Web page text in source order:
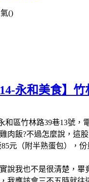
()
14-永和美食】
和區竹林路39巷13號，
肉飯?不過怎麼說，這
元（附半熟蛋包），
說我也不是很清楚，畢